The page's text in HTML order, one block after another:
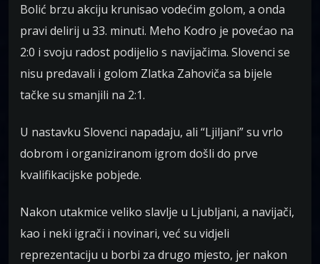
Bolić brzu akciju krunisao vodećim golom, a onda
pravi delirij u 33. minuti. Meho Kodro je povećao na
2:0 i svoju radost podijelio s navijačima. Slovenci se
nisu predavali i golom Zlatka Zahoviča sa bijele
tačke su smanjili na 2:1.
U nastavku Slovenci napadaju, ali “Ljiljani” su vrlo
dobrom i organiziranom igrom došli do prve
kvalifikacijske pobjede.
Nakon utakmice veliko slavlje u Ljubljani, a navijači,
kao i neki igrači i novinari, već su vidjeli
reprezentaciju u borbi za drugo mjesto, jer nakon